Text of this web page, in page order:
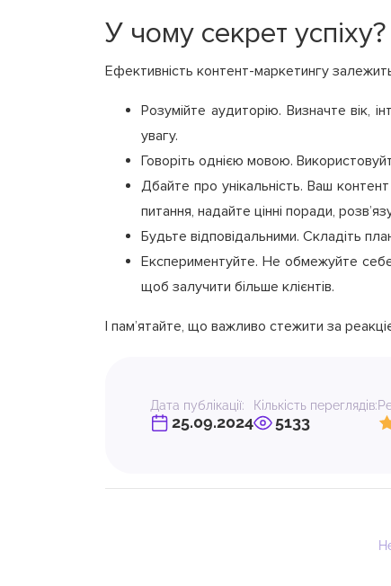
У чому секрет успіху?
Ефективність контент-маркетингу
Розумійте аудиторію. Визначте вік,
увагу.
Говоріть однією мовою.
Дбайте про унікальність. Ваш
питання, надайте цінні поради,
Будьте відповідальними. Складіть
Експериментуйте. Не обмежуйте себе
щоб залучити більше клієнтів.
І пам’ятайте, що важливо стежити за
Дата публікації:
25.09.2024
Кількість переглядів:
5133